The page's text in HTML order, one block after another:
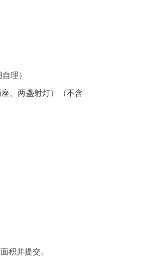
理）
、两盏射灯）（不含
积并提交。